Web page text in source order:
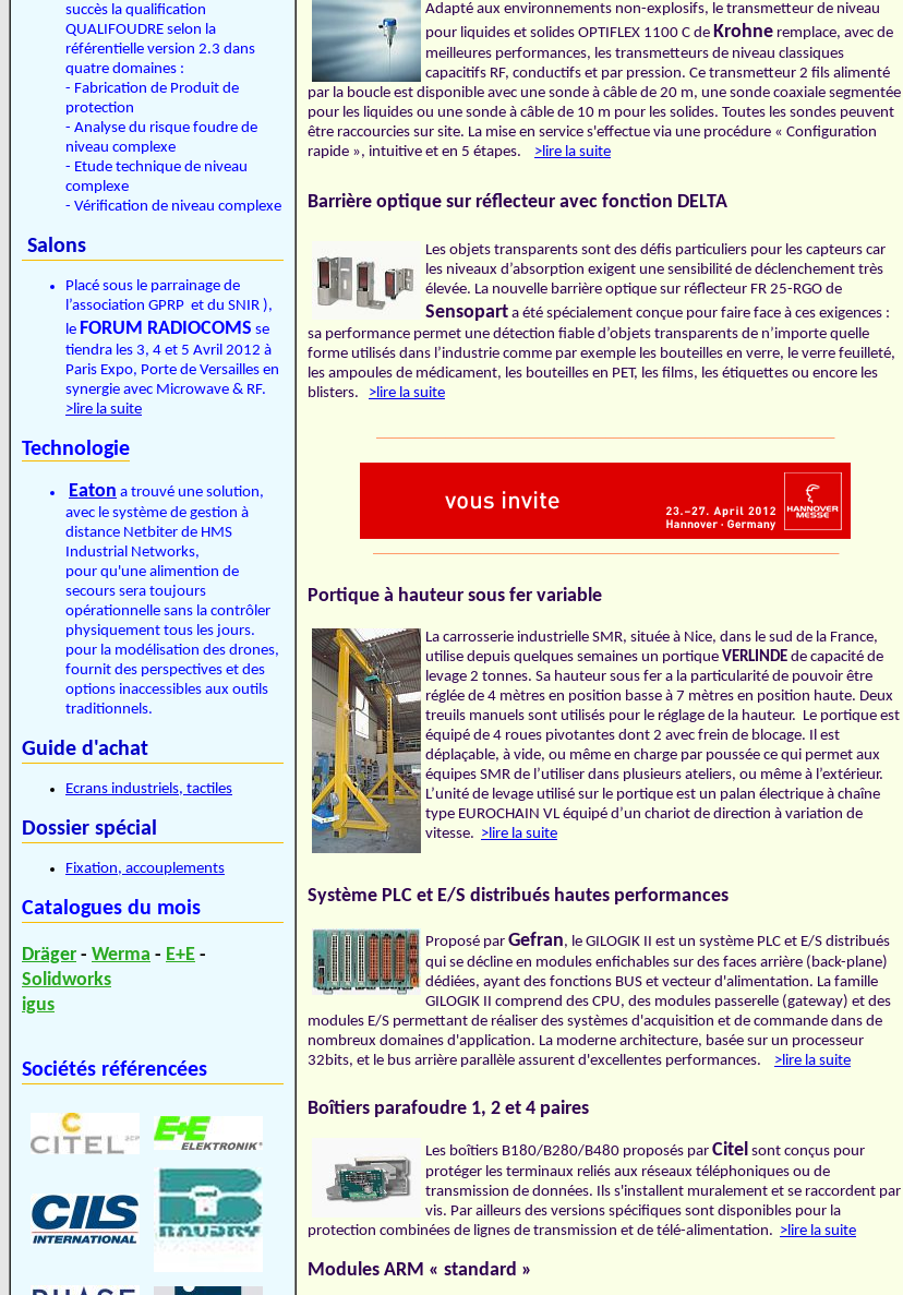
succès la qualification
QUALIFOUDRE selon la
référentielle version 2.3 dans
quatre domaines :
- Fabrication de Produit de
protection
- Analyse du risque foudre de
niveau complexe
- Etude technique de niveau
complexe
- Vérification de niveau complexe
Salons
Placé sous le parrainage de
l’association GPRP et du SNIR ),
le FORUM RADIOCOMS se
tiendra les 3, 4 et 5 Avril 2012 à
Paris Expo, Porte de Versailles en
synergie avec Microwave & RF.
>lire la suite
Technologie
Eaton a trouvé une solution,
avec le système de gestion à
distance Netbiter de HMS
Industrial Networks,
pour qu'une alimention de
secours sera toujours
opérationnelle sans la contrôler
physiquement tous les jours.
pour la modélisation des drones,
fournit des perspectives et des
options inaccessibles aux outils
traditionnels.
Guide d'achat
Ecrans industriels, tactiles
Dossier spécial
Fixation, accouplements
Catalogues du mois
Dräger - Werma - E+E -
Solidworks
igus
Sociétés référencées
Adapté aux environnements non-explosifs, le transmetteur de niveau
pour liquides et solides OPTIFLEX 1100 C de Krohne remplace, avec de
meilleures performances, les transmetteurs de niveau classiques
capacitifs RF, conductifs et par pression. Ce transmetteur 2 fils alimenté
par la boucle est disponible avec une sonde à câble de 20 m, une sonde coaxiale segmentée
pour les liquides ou une sonde à câble de 10 m pour les solides. Toutes les sondes peuvent
être raccourcies sur site. La mise en service s'effectue via une procédure « Configuration
rapide », intuitive et en 5 étapes. >lire la suite
Barrière optique sur réflecteur avec fonction DELTA
Les objets transparents sont des défis particuliers pour les capteurs car
les niveaux d’absorption exigent une sensibilité de déclenchement très
élevée. La nouvelle barrière optique sur réflecteur FR 25-RGO de
Sensopart a été spécialement conçue pour faire face à ces exigences :
sa performance permet une détection fiable d’objets transparents de n’importe quelle
forme utilisés dans l’industrie comme par exemple les bouteilles en verre, le verre feuilleté,
les ampoules de médicament, les bouteilles en PET, les films, les étiquettes ou encore les
blisters. >lire la suite
Portique à hauteur sous fer variable
La carrosserie industrielle SMR, située à Nice, dans le sud de la France,
utilise depuis quelques semaines un portique VERLINDE de capacité de
levage 2 tonnes. Sa hauteur sous fer a la particularité de pouvoir être
réglée de 4 mètres en position basse à 7 mètres en position haute. Deux
treuils manuels sont utilisés pour le réglage de la hauteur. Le portique est
équipé de 4 roues pivotantes dont 2 avec frein de blocage. Il est
déplaçable, à vide, ou même en charge par poussée ce qui permet aux
équipes SMR de l’utiliser dans plusieurs ateliers, ou même à l’extérieur.
L’unité de levage utilisé sur le portique est un palan électrique à chaîne
type EUROCHAIN VL équipé d’un chariot de direction à variation de
vitesse. >lire la suite
Système PLC et E/S distribués hautes performances
Proposé par Gefran, le GILOGIK II est un système PLC et E/S distribués
qui se décline en modules enfichables sur des faces arrière (back-plane)
dédiées, ayant des fonctions BUS et vecteur d'alimentation. La famille
GILOGIK II comprend des CPU, des modules passerelle (gateway) et des
modules E/S permettant de réaliser des systèmes d'acquisition et de commande dans de
nombreux domaines d'application. La moderne architecture, basée sur un processeur
32bits, et le bus arrière parallèle assurent d'excellentes performances. >lire la suite
Boîtiers parafoudre 1, 2 et 4 paires
Les boîtiers B180/B280/B480 proposés par Citel sont conçus pour
protéger les terminaux reliés aux réseaux téléphoniques ou de
transmission de données. Ils s'installent muralement et se raccordent par
vis. Par ailleurs des versions spécifiques sont disponibles pour la
protection combinées de lignes de transmission et de télé-alimentation. >lire la suite
Modules ARM « standard »